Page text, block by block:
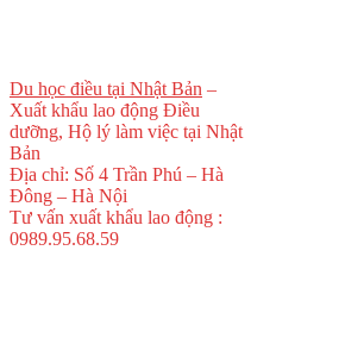
Du học điều tại Nhật Bản –
Xuất khẩu lao động Điều
dưỡng, Hộ lý làm việc tại Nhật
Bản
Địa chỉ: Số 4 Trần Phú – Hà
Đông – Hà Nội
Tư vấn xuất khẩu lao động :
0989.95.68.59